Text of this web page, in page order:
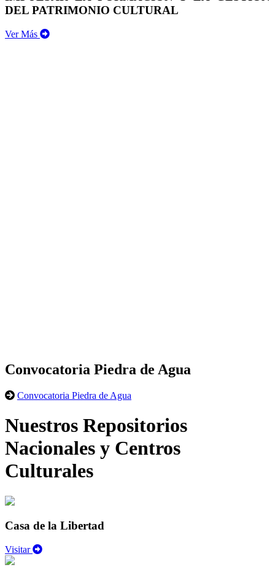
DEL PATRIMONIO CULTURAL
Ver Más
Convocatoria Piedra de Agua
Convocatoria Piedra de Agua
Nuestros Repositorios
Nacionales y Centros
Culturales
Casa de la Libertad
Visitar